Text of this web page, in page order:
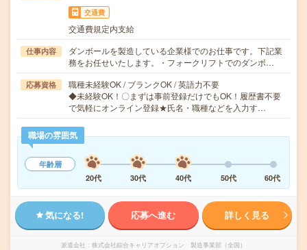
交通費
交通費規定内支給
仕事内容
ダンボールを製造している企業様でのお仕事です。下記業
務をお任せいたします。・フォークリフトでのダンボ…
応募資格
職種未経験OK / ブランクOK / 英語力不要
◆未経験OK！〇まずは事前登録だけでもOK！履歴書不要
で気軽にオンライン登録★氏名・職種などを入力す…
職場の雰囲気
年齢層
20代
30代 40代 50代 60代
気になる! 応募へ進む 詳しく見る
派遣会社 株式会社綜合キャリアオプション 製造事業部（全国）